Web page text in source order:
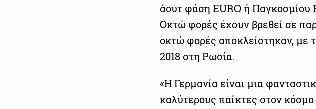
άουτ φάση EURO ή Παγκοσμίου
Οκτώ φορές έχουν βρεθεί σε
οκτώ φορές αποκλείστηκαν, με
2018 στη Ρωσία.
«Η Γερμανία είναι μια
καλύτερους παίκτες στον